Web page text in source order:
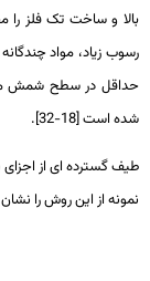
و ساخت تک فلز را
زیاد، مواد چندگانه
است [18-32].
گسترده ای از اجزای
از این روش را نشان